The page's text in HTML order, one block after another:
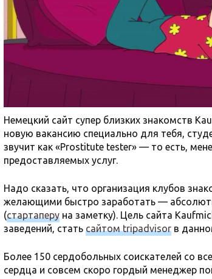
Немецкий сайт супер близких знакомств
новую вакансию специально для тебя,
звучит как «Prostitute tester» — то есть,
предоставляемых услуг.
Надо сказать, что организация клубов
желающими быстро заработать —
(стартаперу на заметку). Цель сайта
заведений, стать сайтом tripadvisor в
Более 150 сердобольных соискателей со
сердца и совсем скоро гордый менеджер